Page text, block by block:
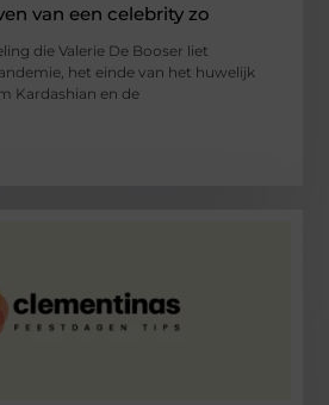
van een celebrity zo
die Valerie De Booser liet
het einde van het huwelijk
Kardashian en de